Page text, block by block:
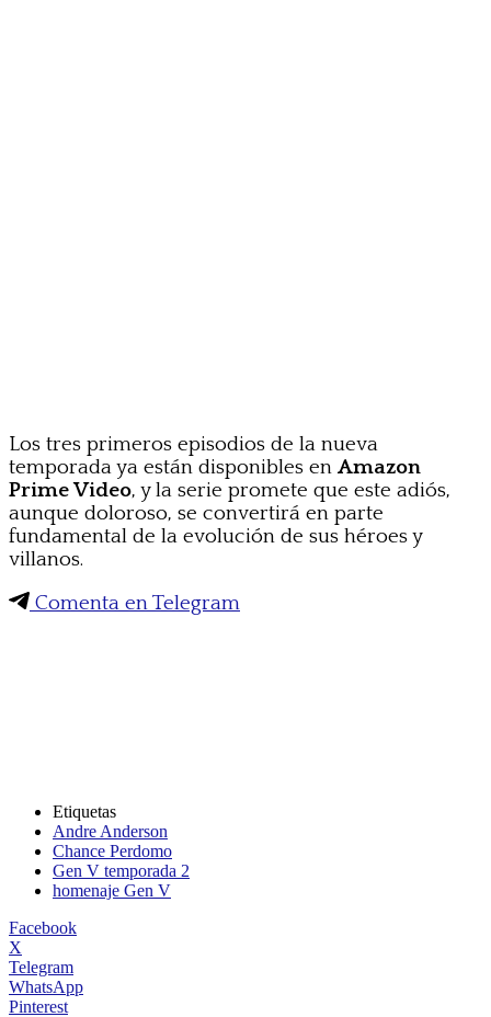
Los tres primeros episodios de la nueva
temporada ya están disponibles en Amazon
Prime Video, y la serie promete que este adiós,
aunque doloroso, se convertirá en parte
fundamental de la evolución de sus héroes y
villanos.
Comenta en Telegram
Etiquetas
Andre Anderson
Chance Perdomo
Gen V temporada 2
homenaje Gen V
Facebook
X
Telegram
WhatsApp
Pinterest